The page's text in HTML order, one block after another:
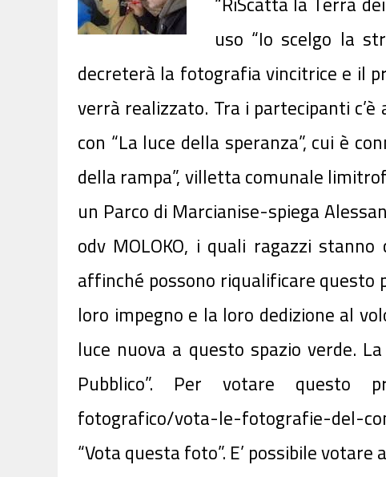
uso “Io scelgo la
decreterà la fotografia vincitrice e il
verrà realizzato. Tra i partecipanti
con “La luce della speranza”, cui è
della rampa”, villetta comunale
un Parco di Marcianise-spiega
odv MOLOKO, i quali ragazzi
affinché possono riqualificare questo
loro impegno e la loro dedizione al
luce nuova a questo spazio verde.
Pubblico”. Per votare questo
fotografico/vota-le-fotografie-del-
“Vota questa foto”. E’ possibile